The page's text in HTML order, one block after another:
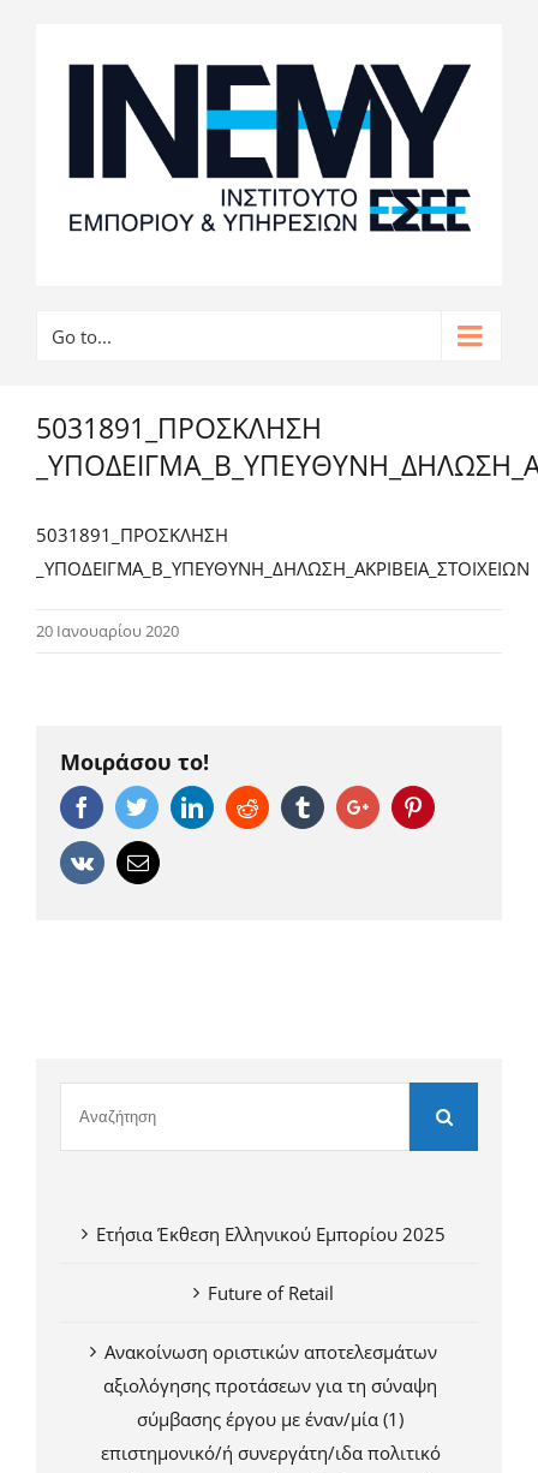
Go to...
5031891_ΠΡΟΣΚΛΗΣΗ
5031891_ΠΡΟΣΚΛΗΣΗ
_ΥΠΟΔΕΙΓΜΑ_Β_ΥΠΕΥΘΥΝΗ_ΔΗΛΩΣΗ_ΑΚΡΙΒΕΙΑ_ΣΤΟΙΧΕΙΩΝ
20 Ιανουαρίου 2020
Μοιράσου το!
FacebookTwitterLinkedinReddit TumblrGoogle+Pinterest
Vk Email
Ετήσια Έκθεση Ελληνικού Εμπορίου 2025
Future of Retail
Ανακοίνωση οριστικών αποτελεσμάτων
αξιολόγησης προτάσεων για τη σύναψη
σύμβασης έργου με έναν/μία (1)
επιστημονικό/ή συνεργάτη/ιδα πολιτικό